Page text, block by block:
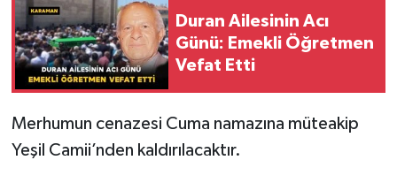
Duran Ailesinin Acı
Günü: Emekli Öğretmen
Vefat Etti
Merhumun cenazesi Cuma namazına müteakip
Yeşil Camii’nden kaldırılacaktır.